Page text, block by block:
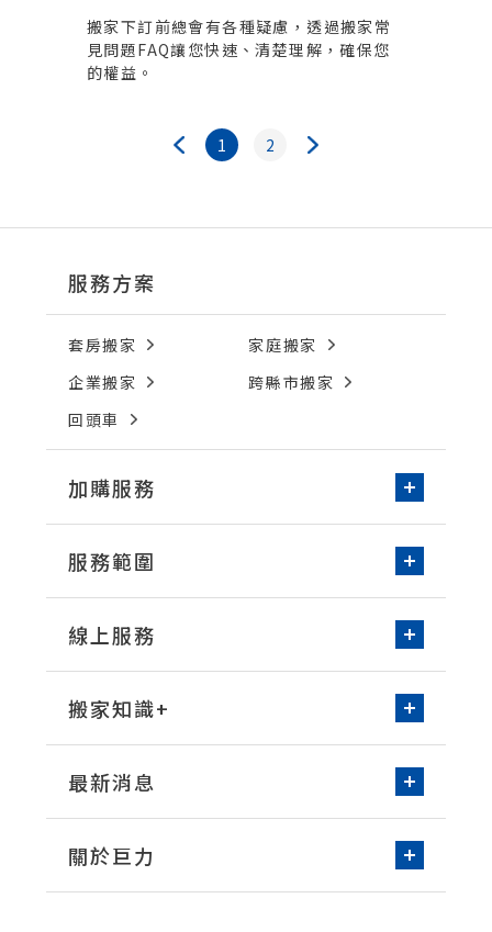
搬家下訂前總會有各種疑慮，透過搬家常
見問題FAQ讓您快速、清楚理解，確保您
的權益。
1 2
服務方案
套房搬家
家庭搬家
企業搬家
跨縣市搬家
回頭車
加購服務
新家收納-居家整理
免動手無痛搬家
環保物流箱租借
空屋清潔
洗衣機清潔
床墊清潔
服務範圍
台北/新北
新竹
台中
台南
線上服務
線上諮詢
搬家知識+
常見問題知識
搬家實際案例
最新消息
媒體報導
關於巨力